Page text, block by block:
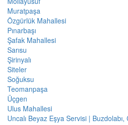
Muratpaşa
Özgürlük Mahallesi
Pınarbaşı
Şafak Mahallesi
Sarısu
Şirinyalı
Siteler
Soğuksu
Teomanpaşa
Üçgen
Ulus Mahallesi
Uncalı Beyaz Eşya Servisi | Buzdolabı,